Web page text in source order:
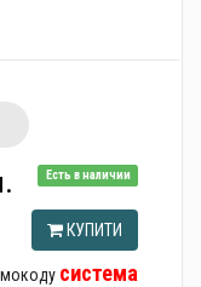
Есть в наличии
КУПИТИ
система